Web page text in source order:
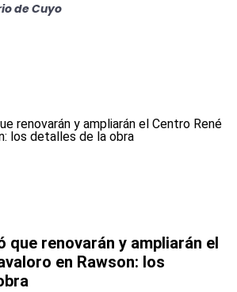
de Cuyo
que renovarán y ampliarán el
en Rawson: los